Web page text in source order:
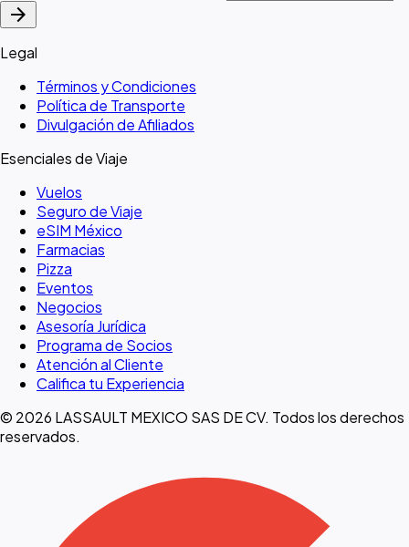
arrow_forward
Legal
Términos y Condiciones
Política de Transporte
Divulgación de Afiliados
Esenciales de Viaje
Vuelos
Seguro de Viaje
eSIM México
Farmacias
Pizza
Eventos
Negocios
Asesoría Jurídica
Programa de Socios
Atención al Cliente
Califica tu Experiencia
© 2026 LASSAULT MEXICO SAS DE CV. Todos los derechos
reservados.